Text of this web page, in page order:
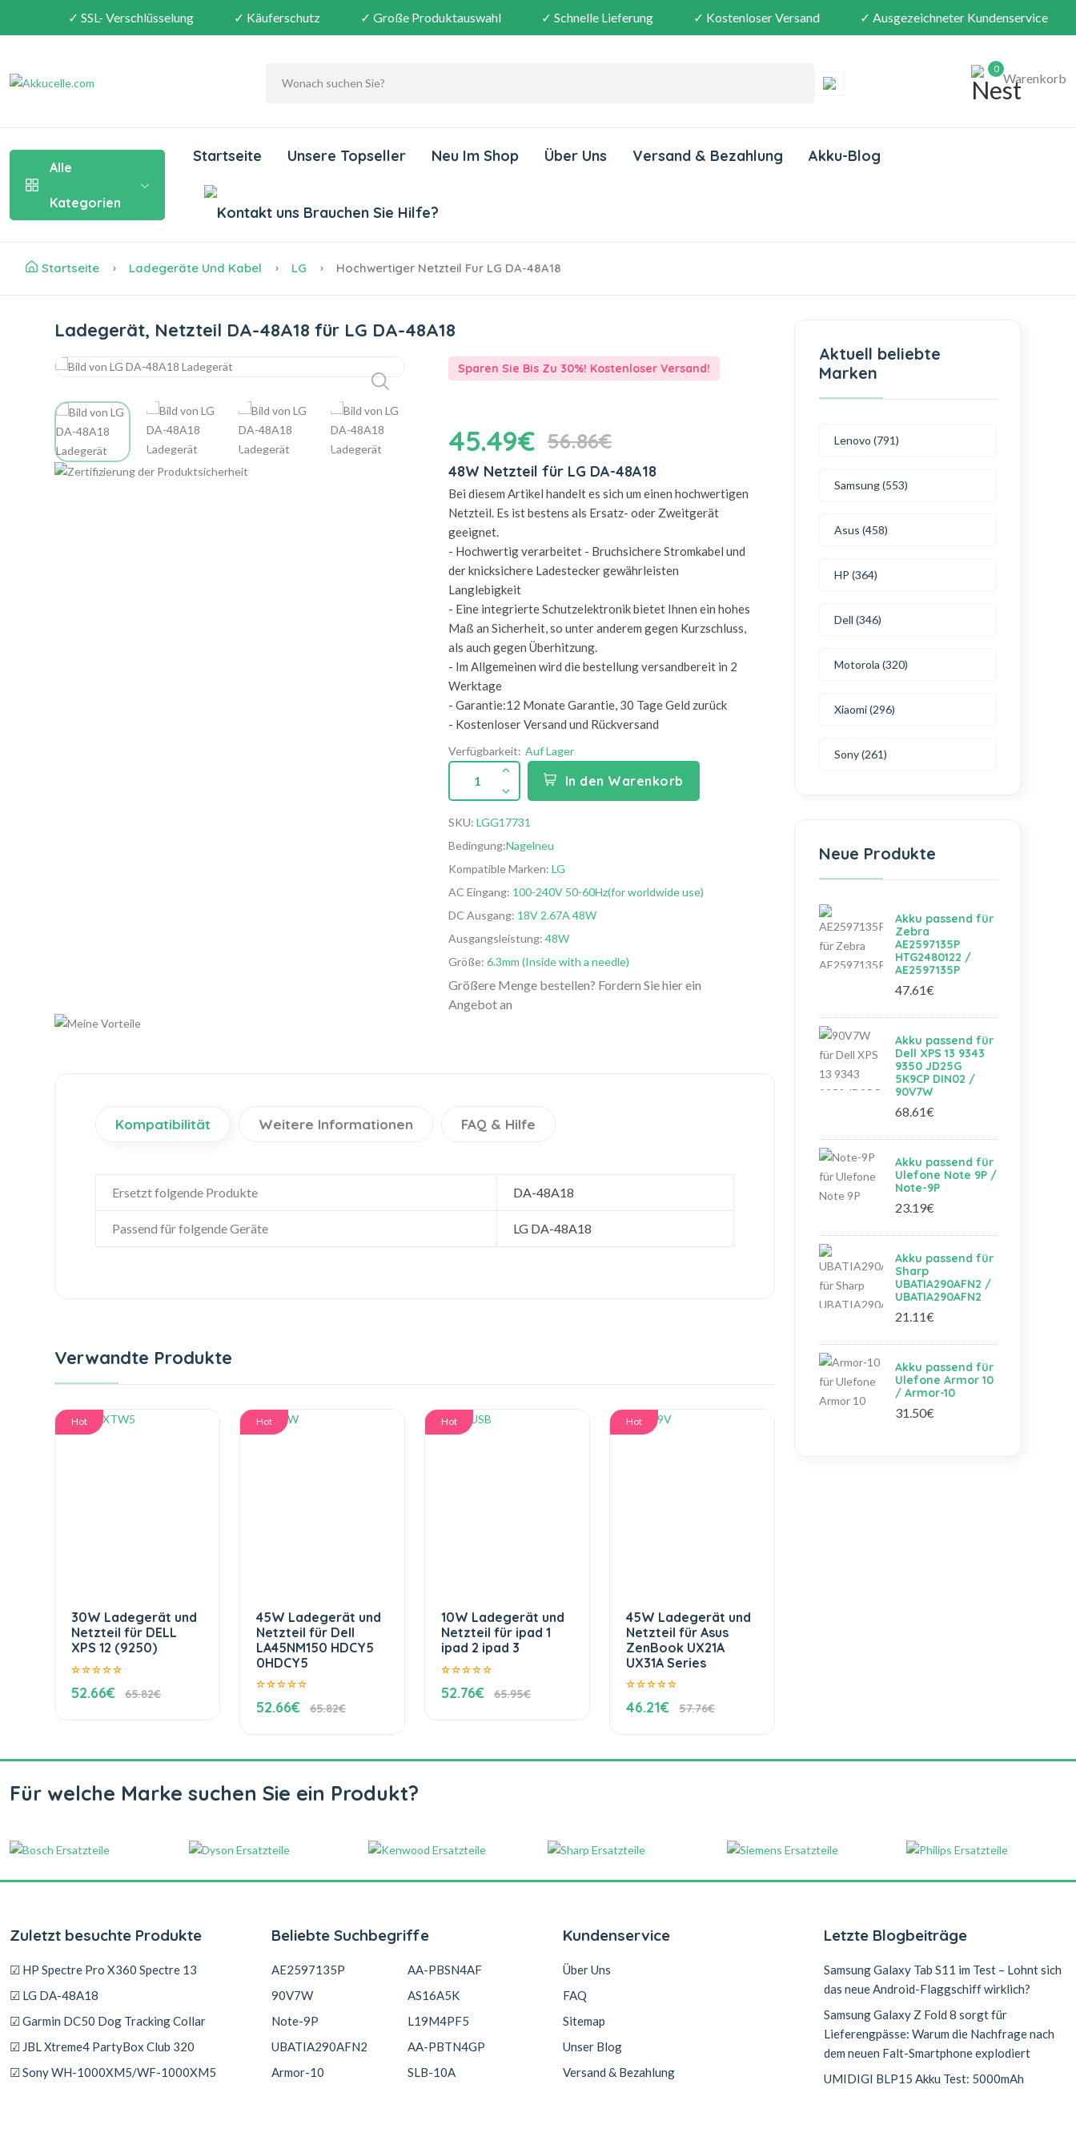
✓ SSL- Verschlüsselung ✓ Käuferschutz ✓ Große Produktauswahl ✓ Schnelle Lieferung ✓ Kostenloser Versand ✓ Ausgezeichneter Kundenservice
0
Warenkorb
Alle
Kategorien
Startseite Unsere Topseller Neu Im Shop Über Uns Versand & Bezahlung Akku-Blog
Brauchen Sie Hilfe?
Startseite Ladegeräte Und Kabel LG Hochwertiger Netzteil Fur LG DA-48A18
Ladegerät, Netzteil DA-48A18 für LG DA-48A18
Sparen Sie Bis Zu 30%! Kostenloser Versand!
45.49€ 56.86€
48W Netzteil für LG DA-48A18
Bei diesem Artikel handelt es sich um einen hochwertigen
Netzteil. Es ist bestens als Ersatz- oder Zweitgerät
geeignet.
- Hochwertig verarbeitet - Bruchsichere Stromkabel und
der knicksichere Ladestecker gewährleisten
Langlebigkeit
- Eine integrierte Schutzelektronik bietet Ihnen ein hohes
Maß an Sicherheit, so unter anderem gegen Kurzschluss,
als auch gegen Überhitzung.
- Im Allgemeinen wird die bestellung versandbereit in 2
Werktage
- Garantie:12 Monate Garantie, 30 Tage Geld zurück
- Kostenloser Versand und Rückversand
Verfügbarkeit: Auf Lager
1 In den Warenkorb
SKU: LGG17731
Bedingung:Nagelneu
Kompatible Marken: LG
AC Eingang: 100-240V 50-60Hz(for worldwide use)
DC Ausgang: 18V 2.67A 48W
Ausgangsleistung: 48W
Größe: 6.3mm (Inside with a needle)
Größere Menge bestellen? Fordern Sie hier ein
Angebot an
Kompatibilität Weitere Informationen FAQ & Hilfe
Ersetzt folgende Produkte DA-48A18
Passend für folgende Geräte LG DA-48A18
Verwandte Produkte
Hot
30W Ladegerät und
Netzteil für DELL
XPS 12 (9250)
52.66€ 65.82€
Hot
45W Ladegerät und
Netzteil für Dell
LA45NM150 HDCY5
0HDCY5
52.66€ 65.82€
Hot
10W Ladegerät und
Netzteil für ipad 1
ipad 2 ipad 3
52.76€ 65.95€
Hot
45W Ladegerät und
Netzteil für Asus
ZenBook UX21A
UX31A Series
46.21€ 57.76€
Aktuell beliebte
Marken
Lenovo (791)
Samsung (553)
Asus (458)
HP (364)
Dell (346)
Motorola (320)
Xiaomi (296)
Sony (261)
Neue Produkte
Akku passend für
Zebra
AE2597135P
HTG2480122 /
AE2597135P
47.61€
Akku passend für
Dell XPS 13 9343
9350 JD25G
5K9CP DIN02 /
90V7W
68.61€
Akku passend für
Ulefone Note 9P /
Note-9P
23.19€
Akku passend für
Sharp
UBATIA290AFN2 /
UBATIA290AFN2
21.11€
Akku passend für
Ulefone Armor 10
/ Armor-10
31.50€
Für welche Marke suchen Sie ein Produkt?
Zuletzt besuchte Produkte
☑ HP Spectre Pro X360 Spectre 13
☑ LG DA-48A18
☑ Garmin DC50 Dog Tracking Collar
☑ JBL Xtreme4 PartyBox Club 320
☑ Sony WH-1000XM5/WF-1000XM5
Beliebte Suchbegriffe
AE2597135P
90V7W
Note-9P
UBATIA290AFN2
Armor-10
AA-PBSN4AF
AS16A5K
L19M4PF5
AA-PBTN4GP
SLB-10A
Kundenservice
Über Uns
FAQ
Sitemap
Unser Blog
Versand & Bezahlung
Letzte Blogbeiträge
Samsung Galaxy Tab S11 im Test – Lohnt sich
das neue Android-Flaggschiff wirklich?
Samsung Galaxy Z Fold 8 sorgt für
Lieferengpässe: Warum die Nachfrage nach
dem neuen Falt-Smartphone explodiert
UMIDIGI BLP15 Akku Test: 5000mAh